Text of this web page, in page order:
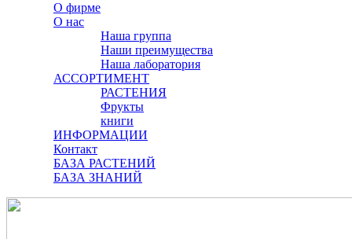
О фирме
О нас
Наша группа
Наши преимущества
Наша лаборатория
АССОРТИМЕНТ
РАСТЕНИЯ
Фрукты
книги
ИНФОРМАЦИИ
Контакт
БАЗА РАСТЕНИЙ
БАЗА ЗНАНИЙ